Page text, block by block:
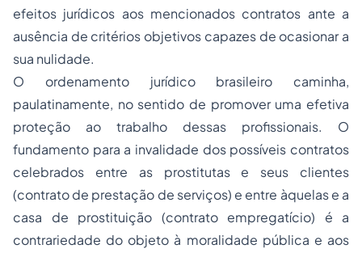
efeitos jurídicos aos mencionados contratos ante a
ausência de critérios objetivos capazes de ocasionar a
sua nulidade.
O ordenamento jurídico brasileiro caminha,
paulatinamente, no sentido de promover uma efetiva
proteção ao trabalho dessas profissionais. O
fundamento para a invalidade dos possíveis contratos
celebrados entre as prostitutas e seus clientes
(contrato de prestação de serviços) e entre àquelas e a
casa de prostituição (contrato empregatício) é a
contrariedade do objeto à moralidade pública e aos